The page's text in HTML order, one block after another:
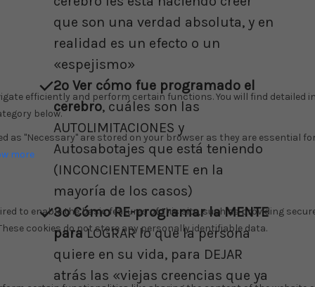
que son una verdad absoluta, y en
realidad es un efecto o un
«espejismo»
2º Ver cómo fue programado el
cerebro, cuáles son las
AUTOLIMITACIONES y
Autosabotajes que está teniendo
(INCONCIENTEMENTE en la
mayoría de los casos)
3º Cómo RE-programar la MENTE
paraLOGRAR lo que la persona
quiere en su vida, para DEJAR
atrás las «viejas creencias que ya